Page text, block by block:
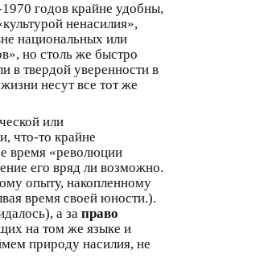
годов крайне удобны,
ненасилия»,
национальных или
но столь же быстро
в твердой уверенности в
несут все тот же
или
что-то крайне
время «революции
его вряд ли возможно.
опыту, накопленному
время своей юности.).
а за право
на том же языке и
природу насилия, не